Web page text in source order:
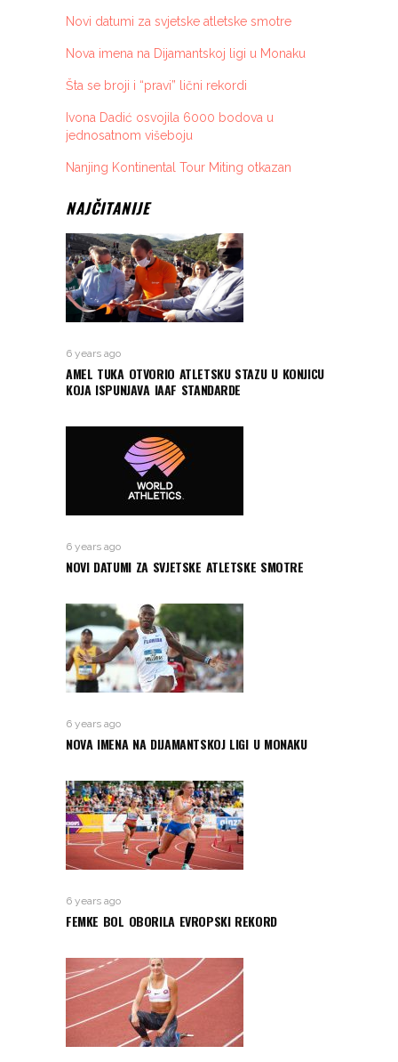
Novi datumi za svjetske atletske smotre
Nova imena na Dijamantskoj ligi u Monaku
Šta se broji i “pravi” lični rekordi
Ivona Dadić osvojila 6000 bodova u
jednosatnom višeboju
Nanjing Kontinental Tour Miting otkazan
NAJČITANIJE
6 years ago
AMEL TUKA OTVORIO ATLETSKU STAZU U KONJICU
KOJA ISPUNJAVA IAAF STANDARDE
6 years ago
NOVI DATUMI ZA SVJETSKE ATLETSKE SMOTRE
6 years ago
NOVA IMENA NA DIJAMANTSKOJ LIGI U MONAKU
6 years ago
FEMKE BOL OBORILA EVROPSKI REKORD